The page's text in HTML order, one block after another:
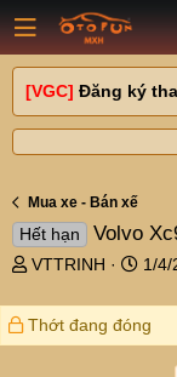
[VGC] Đăng ký
Mua xe - Bán xế
Hết hạn Volvo
T
r
e
VTTRINH
N
à
y
1/4/
Thớt đang đóng